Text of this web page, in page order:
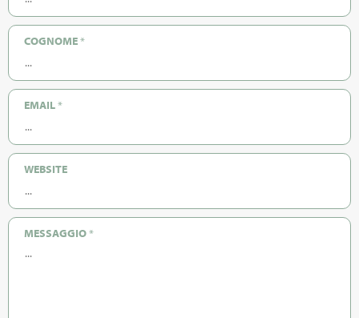
COGNOME*
EMAIL*
WEBSITE
MESSAGGIO*